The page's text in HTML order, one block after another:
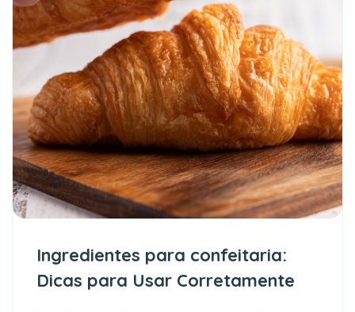
Ingredientes para confeitaria:
Dicas para Usar Corretamente